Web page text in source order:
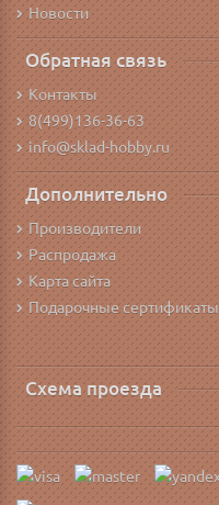
Новости
Обратная связь
Контакты
8(499)136-36-63
info@sklad-hobby.ru
Дополнительно
Производители
Распродажа
Карта сайта
Подарочные сертификаты
Схема проезда